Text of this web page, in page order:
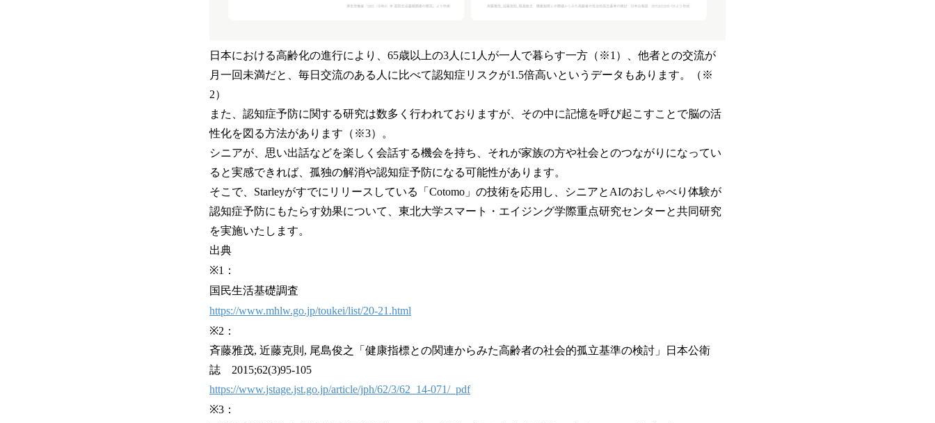
日本における高齢化の進行により、65歳以上の3人に1人が一人で暮らす一方（※1）、他者との交流が
月一回未満だと、毎日交流のある人に比べて認知症リスクが1.5倍高いというデータもあります。（※
2）
また、認知症予防に関する研究は数多く行われておりますが、その中に記憶を呼び起こすことで脳の活
性化を図る方法があります（※3）。
シニアが、思い出話などを楽しく会話する機会を持ち、それが家族の方や社会とのつながりになってい
ると実感できれば、孤独の解消や認知症予防になる可能性があります。
そこで、Starleyがすでにリリースしている「Cotomo」の技術を応用し、シニアとAIのおしゃべり体験が
認知症予防にもたらす効果について、東北大学スマート・エイジング学際重点研究センターと共同研究
を実施いたします。
出典
※1：
国民生活基礎調査
https://www.mhlw.go.jp/toukei/list/20-21.html
※2：
斉藤雅茂, 近藤克則, 尾島俊之「健康指標との関連からみた高齢者の社会的孤立基準の検討」日本公衛
誌 2015;62(3)95-105
https://www.jstage.jst.go.jp/article/jph/62/3/62_14-071/_pdf
※3：